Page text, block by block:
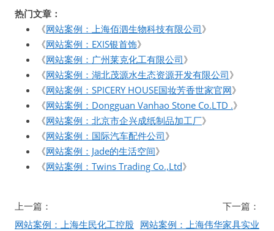
热门文章：
《网站案例：上海佰泗生物科技有限公司》
《网站案例：EXIS银首饰》
《网站案例：广州莱克化工有限公司》
《网站案例：湖北茂源水生态资源开发有限公司》
《网站案例：SPICERY HOUSE国妆芳香世家官网》
《网站案例：Dongguan Vanhao Stone Co.LTD .》
《网站案例：北京市企兴成纸制品加工厂》
《网站案例：国际汽车配件公司》
《网站案例：Jade的生活空间》
《网站案例：Twins Trading Co.,Ltd》
文
章
上一篇：
网站案例：上海生民化工控股
下一篇：
网站案例：上海伟华家具实业